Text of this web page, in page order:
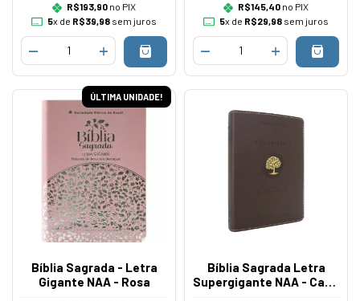
R$193,90 no PIX
5x de R$39,98sem juros
R$145,40 no PIX
5x de R$29,98sem juros
ÚLTIMA UNIDADE!
Bíblia Sagrada - Letra
Gigante NAA - Rosa
Bíblia Sagrada Letra
Supergigante NAA - Capa